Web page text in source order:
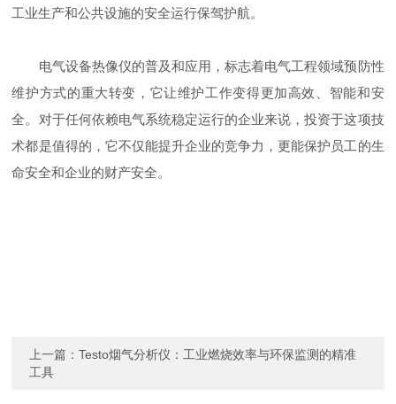
工业生产和公共设施的安全运行保驾护航。
电气设备热像仪的普及和应用，标志着电气工程领域预防性
维护方式的重大转变，它让维护工作变得更加高效、智能和安
全。对于任何依赖电气系统稳定运行的企业来说，投资于这项技
术都是值得的，它不仅能提升企业的竞争力，更能保护员工的生
命安全和企业的财产安全。
上一篇：Testo烟气分析仪：工业燃烧效率与环保监测的精准
工具